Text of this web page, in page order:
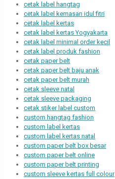
cetak label hangtag
cetak label kemasan idul fitri
cetak label kertas
cetak label kertas Yogyakarta
cetak label minimal order kecil
cetak label produk fashion
cetak paper belt
cetak paper belt baju anak
cetak paper belt murah
cetak sleeve natal
cetak sleeve packaging
cetak stiker label custom
custom hangtag fashion
custom label kertas
custom label kertas natal
custom paper belt box besar
custom paper belt online
custom paper belt printing
custom sleeve kertas full colour